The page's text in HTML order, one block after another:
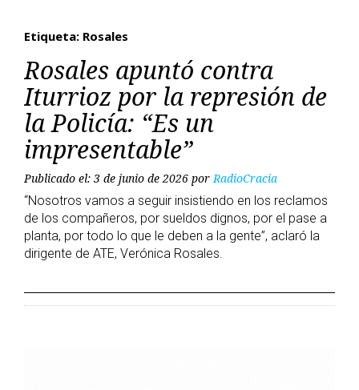
Etiqueta: Rosales
Rosales apuntó contra
Iturrioz por la represión de
la Policía: “Es un
impresentable”
Publicado el: 3 de junio de 2026 porRadioCracia
“Nosotros vamos a seguir insistiendo en los reclamos
de los compañeros, por sueldos dignos, por el pase a
planta, por todo lo que le deben a la gente”, aclaró la
dirigente de ATE, Verónica Rosales.